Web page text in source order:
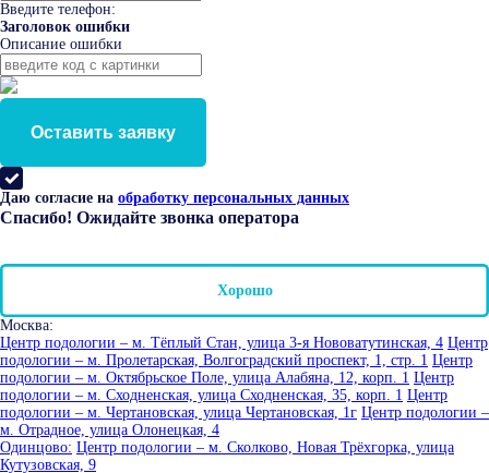
Введите телефон:
Заголовок ошибки
Описание ошибки
Оставить заявку
Даю согласие на обработку персональных данных
Спасибо! Ожидайте звонка оператора
Хорошо
Москва:
Центр подологии – м. Тёплый Стан, улица 3-я Нововатутинская, 4 Центр
подологии – м. Пролетарская, Волгоградский проспект, 1, стр. 1 Центр
подологии – м. Октябрьское Поле, улица Алабяна, 12, корп. 1 Центр
подологии – м. Сходненская, улица Сходненская, 35, корп. 1 Центр
подологии – м. Чертановская, улица Чертановская, 1г Центр подологии –
м. Отрадное, улица Олонецкая, 4
Одинцово: Центр подологии – м. Сколково, Новая Трёхгорка, улица
Кутузовская, 9